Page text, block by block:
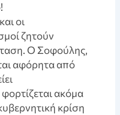
οι
ζητούν
Ο Σοφούλης,
αφόρητα από
ακόμα
κρίση